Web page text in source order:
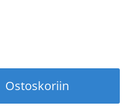
Ostoskoriin